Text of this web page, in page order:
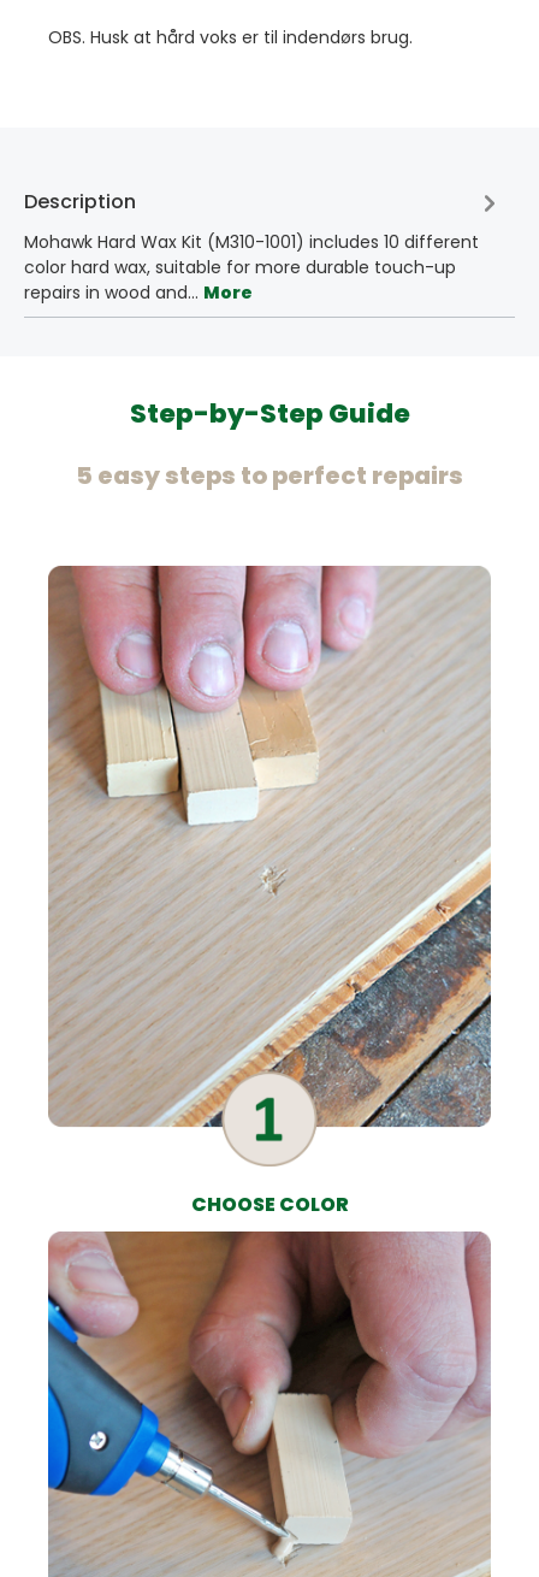
OBS. Husk at hård voks er til indendørs brug.
Description
Mohawk Hard Wax Kit (M310-1001) includes 10 different
color hard wax, suitable for more durable touch-up
repairs in wood and… More
Step-by-Step Guide
5 easy steps to perfect repairs
CHOOSE COLOR